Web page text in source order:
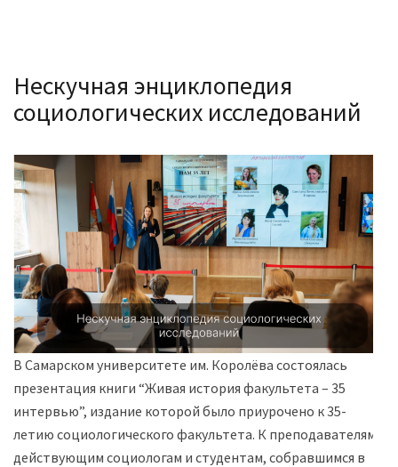
Нескучная энциклопедия
социологических исследований
В Самарском университете им. Королёва состоялась
презентация книги “Живая история факультета – 35
интервью”, издание которой было приурочено к 35-
летию социологического факультета. К преподавателям,
действующим социологам и студентам, собравшимся в